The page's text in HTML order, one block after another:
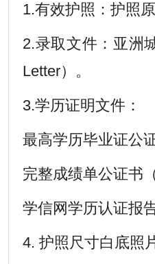
1.有效护照：护照
2.录取文件：亚洲
Letter）。
3.学历证明文件：
最高学历毕业证公
完整成绩单公证书
学信网学历认证报
4. 护照尺寸白底照